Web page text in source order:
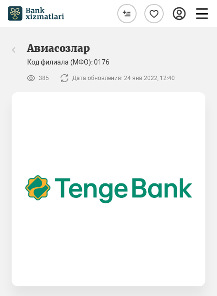
Авиасозлар
Код филиала (МФО): 0176
385 Дата обновления: 24 янв 2022, 12:40